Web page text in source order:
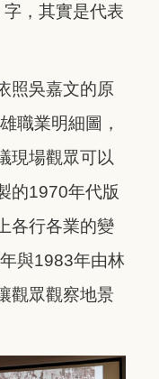
，其實是代表
照吳嘉文的原
職業明細圖，
現場觀眾可以
的1970年代版
各行各業的變
與1983年由林
觀眾觀察地景